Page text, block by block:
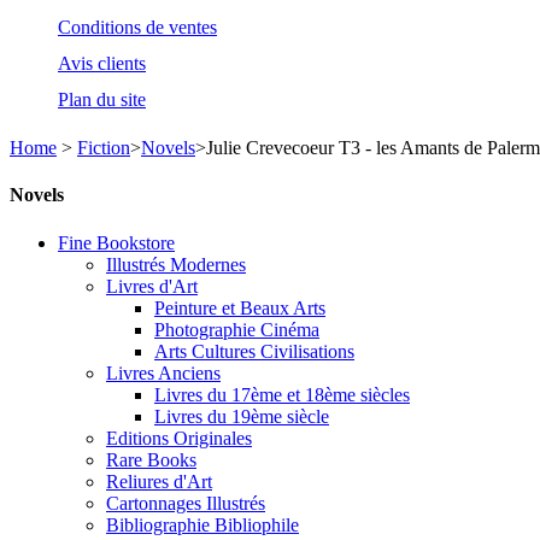
Conditions de ventes
Avis clients
Plan du site
Home > Fiction>Novels>Julie Crevecoeur T3 - les Amants de
Novels
Fine Bookstore
Illustrés Modernes
Livres d'Art
Peinture et Beaux Arts
Photographie Cinéma
Arts Cultures Civilisations
Livres Anciens
Livres du 17ème et 18ème siècles
Livres du 19ème siècle
Editions Originales
Rare Books
Reliures d'Art
Cartonnages Illustrés
Bibliographie Bibliophile